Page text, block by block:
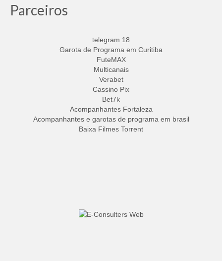
Parceiros
telegram 18
Garota de Programa em Curitiba
FuteMAX
Multicanais
Verabet
Cassino Pix
Bet7k
Acompanhantes Fortaleza
Acompanhantes e garotas de programa em brasil
Baixa Filmes Torrent